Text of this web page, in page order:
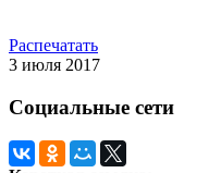
Распечатать
3 июля 2017
Социальные сети